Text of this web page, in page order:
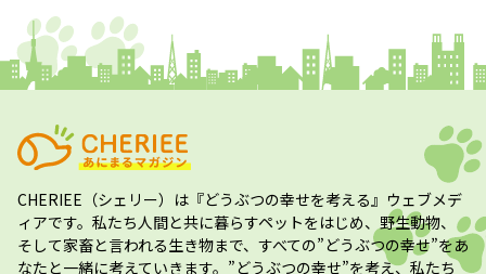
CHERIEE（シェリー） は『どうぶつの幸せを考える』ウェブメデ
ィアです。私たち人間と共に暮らすペットをはじめ、野生動物、
そして家畜と言われる生き物まで、すべての”どうぶつの幸せ”をあ
なたと一緒に考えていきます。”どうぶつの幸せ”を考え、私たち